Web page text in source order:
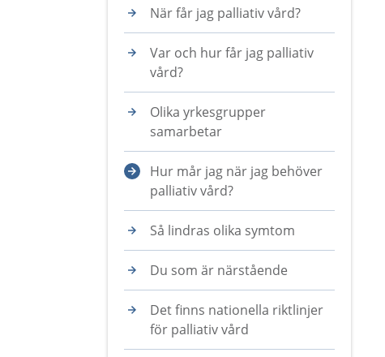
När får jag palliativ vård?
Var och hur får jag palliativ
vård?
Olika yrkesgrupper
samarbetar
Hur mår jag när jag behöver
palliativ vård?
Så lindras olika symtom
Du som är närstående
Det finns nationella riktlinjer
för palliativ vård